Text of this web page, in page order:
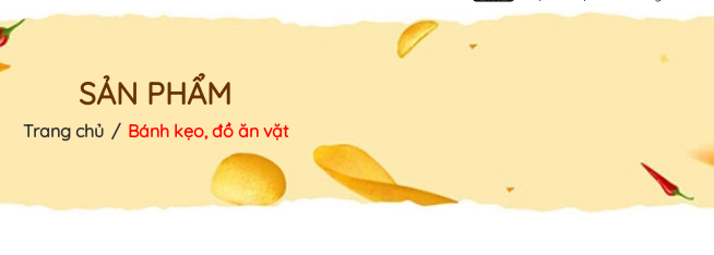
SẢN PHẨM
Trang chủ / Bánh kẹo, đồ ăn vặt